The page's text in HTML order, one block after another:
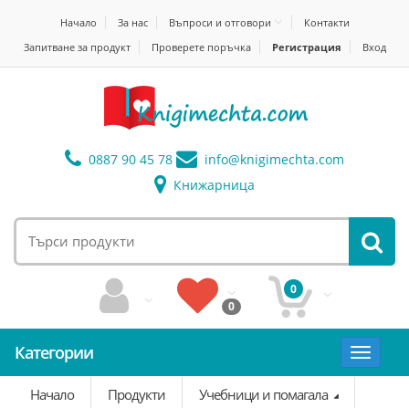
Начало За нас Въпроси и отговори
Контакти
Запитване за продукт
Проверете поръчка Регистрация Вход
0887 90 45 78 info@knigimechta.com
Книжарница
0
0
Категории
Toggle
Начало
Продукти Учебници и помагала